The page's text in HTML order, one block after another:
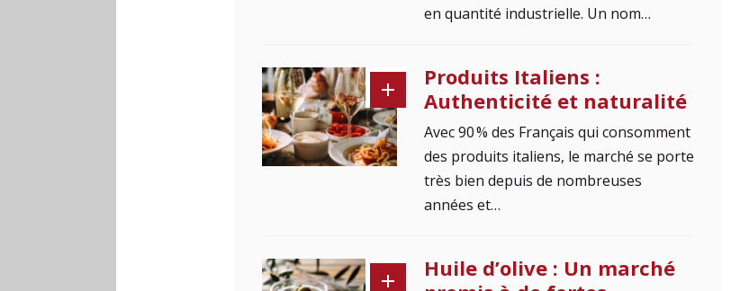
en quantité industrielle. Un nom…
Produits Italiens :
Authenticité et naturalité
Avec 90 % des Français qui consomment
des produits italiens, le marché se porte
très bien depuis de nombreuses
années et…
Huile d’olive : Un marché